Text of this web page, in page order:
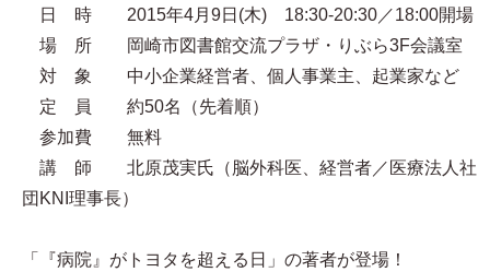
日 時 2015年4月9日(木) 18:30-20:30／18:00開場
場 所 岡崎市図書館交流プラザ・りぶら3F会議室
対 象 中小企業経営者、個人事業主、起業家など
定 員 約50名（先着順）
参加費 無料
講 師 北原茂実氏（脳外科医、経営者／医療法人社
団KNI理事長）
「『病院』がトヨタを超える日」の著者が登場！